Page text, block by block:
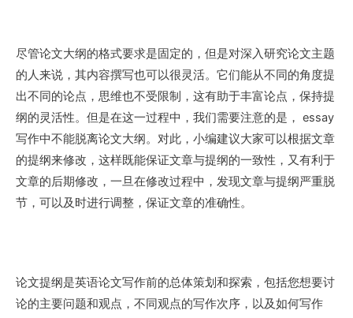
尽管论文大纲的格式要求是固定的，但是对深入研究论文主题
的人来说，其内容撰写也可以很灵活。它们能从不同的角度提
出不同的论点，思维也不受限制，这有助于丰富论点，保持提
纲的灵活性。但是在这一过程中，我们需要注意的是， essay
写作中不能脱离论文大纲。对此，小编建议大家可以根据文章
的提纲来修改，这样既能保证文章与提纲的一致性，又有利于
文章的后期修改，一旦在修改过程中，发现文章与提纲严重脱
节，可以及时进行调整，保证文章的准确性。
论文提纲是英语论文写作前的总体策划和探索，包括您想要讨
论的主要问题和观点，不同观点的写作次序，以及如何写作